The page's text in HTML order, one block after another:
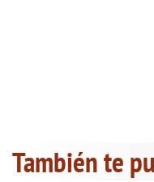
También te